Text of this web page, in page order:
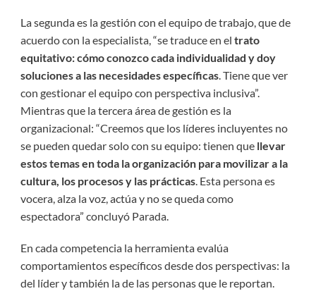
La segunda es la gestión con el equipo de trabajo, que de
acuerdo con la especialista, “se traduce en el trato
equitativo: cómo conozco cada individualidad y doy
soluciones a las necesidades específicas. Tiene que ver
con gestionar el equipo con perspectiva inclusiva”.
Mientras que la tercera área de gestión es la
organizacional: “Creemos que los líderes incluyentes no
se pueden quedar solo con su equipo: tienen que llevar
estos temas en toda la organización para movilizar a la
cultura, los procesos y las prácticas. Esta persona es
vocera, alza la voz, actúa y no se queda como
espectadora” concluyó Parada.
En cada competencia la herramienta evalúa
comportamientos específicos desde dos perspectivas: la
del líder y también la de las personas que le reportan.